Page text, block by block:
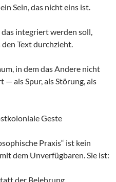
Sein, das nicht eins ist.
integriert werden soll,
Text durchzieht.
in dem das Andere nicht
als Spur, als Störung, als
Geste
Praxis“ ist kein
dem Unverfügbaren. Sie ist:
der Belehrung,